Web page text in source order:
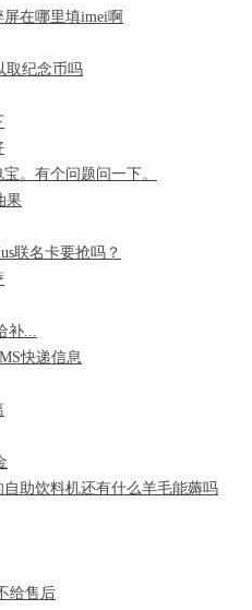
在哪里填imei啊
取纪念币吗
。有个问题问一下。
果
联名卡要抢吗？
补...
快递信息
助饮料机还有什么羊毛能薅吗
给售后